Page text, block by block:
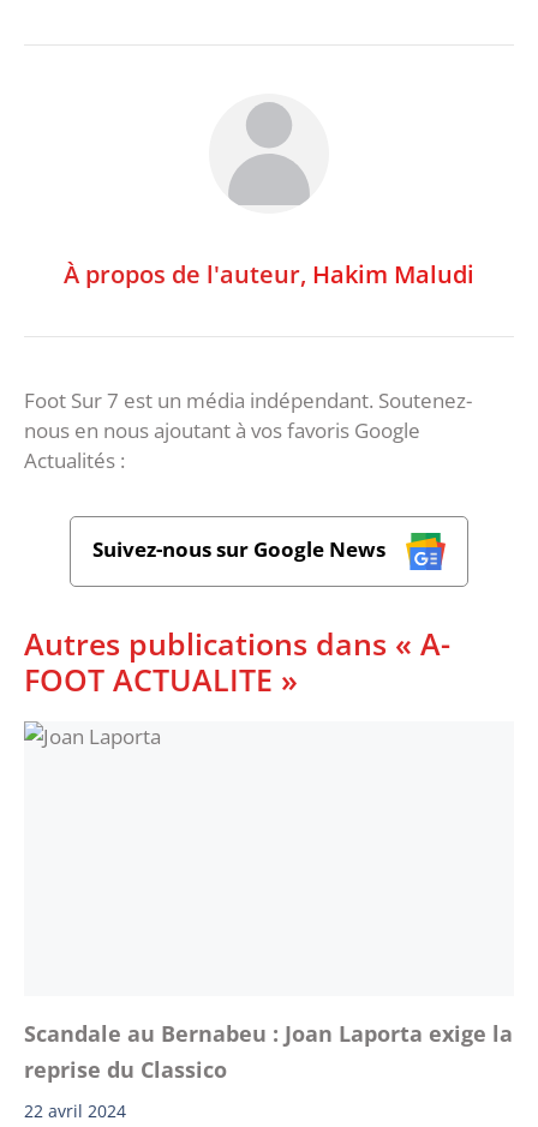
À propos de l'auteur, Hakim Maludi
Foot Sur 7 est un média indépendant. Soutenez-
nous en nous ajoutant à vos favoris Google
Actualités :
Suivez-nous sur Google News
Autres publications dans « A-
FOOT ACTUALITE »
Scandale au Bernabeu : Joan Laporta exige la
reprise du Classico
22 avril 2024